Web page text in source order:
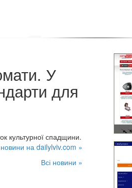
У
для
культурної спадщини.
на dailylviv.com »
Всі новини »